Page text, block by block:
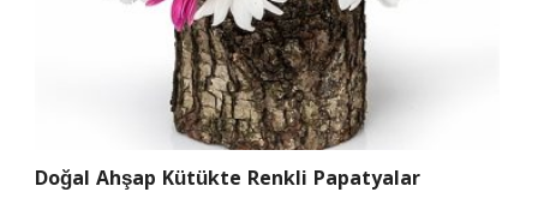
Doğal Ahşap Kütükte Renkli Papatyalar